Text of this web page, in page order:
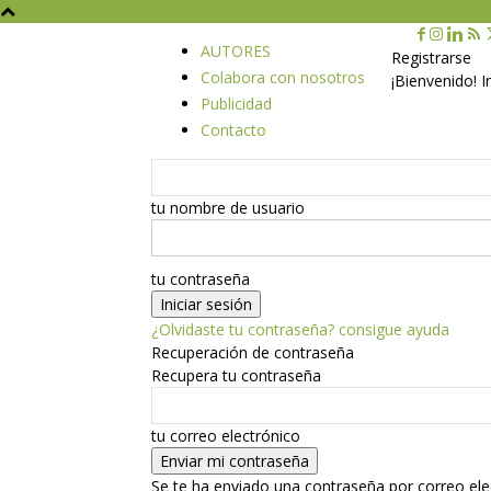
AUTORES
Colabora con nosotros
Publicidad
Contacto
Registrarse
¡Bienvenido!
tu nombre de usuario
tu contraseña
¿Olvidaste tu contraseña? consigue ayuda
Recuperación de contraseña
Recupera tu contraseña
tu correo electrónico
Se te ha enviado una contraseña por correo